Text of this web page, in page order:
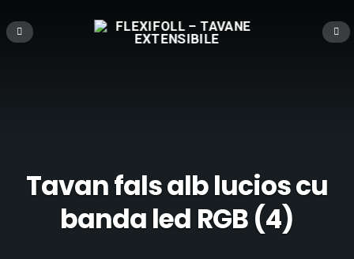
Tavan fals alb lucios cu
banda led RGB (4)